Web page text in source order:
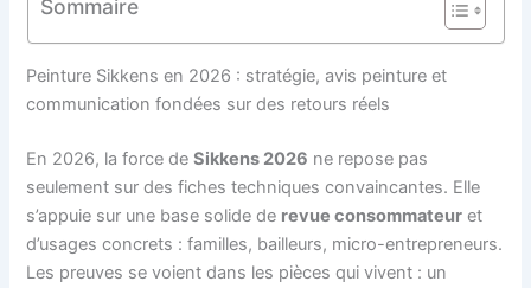
Sommaire
Peinture Sikkens en 2026 : stratégie, avis peinture et
communication fondées sur des retours réels
En 2026, la force deSikkens 2026 ne repose pas
seulement sur des fiches techniques convaincantes. Elle
s’appuie sur une base solide de revue consommateur et
d’usages concrets : familles, bailleurs, micro-entrepreneurs.
Les preuves se voient dans les pièces qui vivent : un